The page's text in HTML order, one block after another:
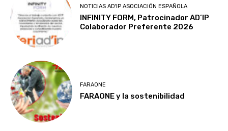
NOTICIAS AD'IP ASOCIACIÓN ESPAÑOLA
INFINITY FORM, Patrocinador AD’IP
Colaborador Preferente 2026
FARAONE
FARAONE y la sostenibilidad